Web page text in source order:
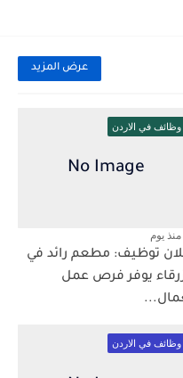
عرض المزيد
وظائف في الاردن
منذ يوم
توظيف: مطعم رائد في
يوفر فرص عمل
وظائف في الاردن